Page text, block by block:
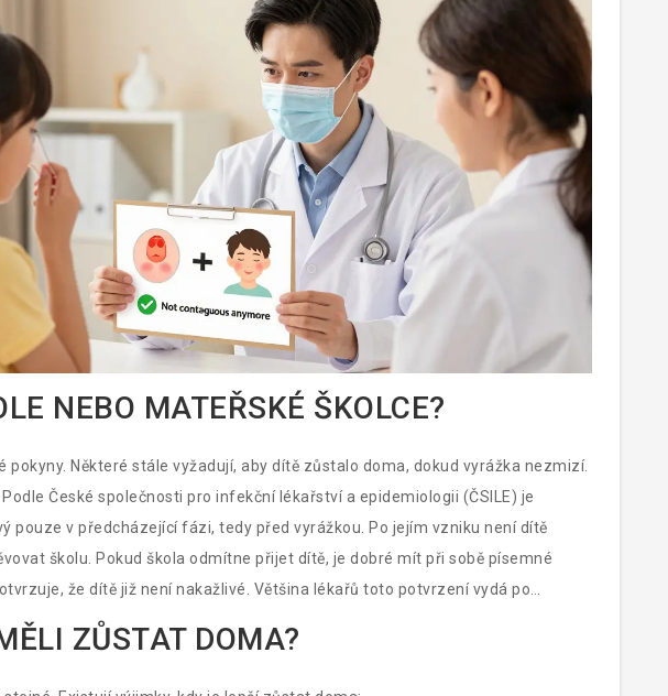
NEBO MATEŘSKÉ ŠKOLCE?
pokyny. Některé stále vyžadují, aby dítě zůstalo doma, dokud vyrážka nezmizí.
. Podle České společnosti pro infekční lékařství a epidemiologii (ČSILE) je
pouze v předcházející fázi, tedy před vyrážkou. Po jejím vzniku není dítě
školu. Pokud škola odmítne přijet dítě, je dobré mít při sobě písemné
že dítě již není nakažlivé. Většina lékařů toto potvrzení vydá po
nemá horečku a vypadá zdravě.
ZŮSTAT DOMA?